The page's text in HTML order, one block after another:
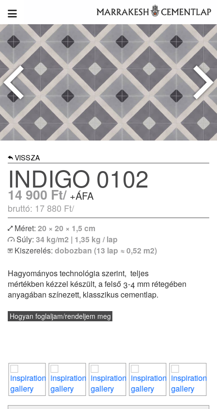
VISSZA
INDIGO 0102
14 900 Ft/ +ÁFA
bruttó: 17 880 Ft/
Méret: 20 × 20 × 1,5 cm
Súly: 34 kg/m2 | 1,35 kg / lap
Kiszerelés: dobozban (13 lap ≈ 0,52 m2)
Hagyományos technológia szerint, teljes
mértékben kézzel készült, a felső 3-4 mm rétegében
anyagában színezett, klasszikus cementlap.
Hogyan foglaljam/rendeljem meg
Egyszínű vagy bordűr lapokkal kombinálva izgalmas
egyedi kombinációk is megvalósíthatóak. Modern lakások
vagy klasszikus polgári otthonok hidegburkolataként
kombinálható, de konyhapultokhoz vagy fürdőszobák
falburkolatként is alkalmazható.
Vásárlás előtt feltétlenül tájékozódj a
lerakásról